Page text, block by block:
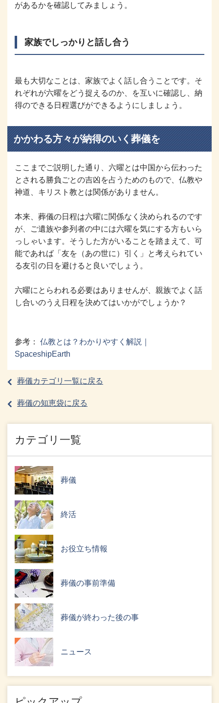
があるかを確認してみましょう。
家族でしっかりと話し合う
最も大切なことは、家族でよく話し合うことです。そ
れぞれが六曜をどう捉えるのか、を互いに確認し、納
得のできる日程選びができるようにしましょう。
かかわる方々が納得のいく葬儀を
ここまでご説明した通り、六曜とは中国から伝わった
とされる勝負ごとの吉凶を占うためのもので、仏教や
神道、キリスト教とは関係がありません。
本来、葬儀の日程は六曜に関係なく決められるのです
が、ご遺族や参列者の中には六曜を気にする方もいら
っしゃいます。そうした方がいることを踏まえて、可
能であれば「友を（あの世に）引く」と考えられてい
る友引の日を避けると良いでしょう。
六曜にとらわれる必要はありませんが、親族でよく話
し合いのうえ日程を決めてはいかがでしょうか？
参考： 仏教とは？わかりやすく解説｜
SpaceshipEarth
葬儀カテゴリ一覧に戻る
葬儀の知恵袋に戻る
カテゴリ一覧
葬儀
終活
お役立ち情報
葬儀の事前準備
葬儀が終わった後の事
ニュース